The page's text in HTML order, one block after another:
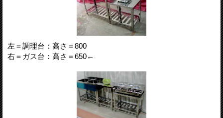
左＝調理台：高さ＝800
右＝ガス台：高さ＝650←